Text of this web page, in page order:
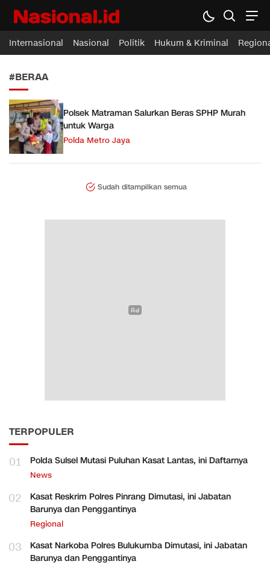
Nasional.id
Membawa Inspirasi Untuk Indonesia
Internasional Nasional Politik Hukum & Kriminal
#BERAA
Polsek Matraman Salurkan Beras SPHP Murah
untuk Warga
Polda Metro Jaya
Sudah ditampilkan semua
TERPOPULER
01 Polda Sulsel Mutasi Puluhan Kasat Lantas, ini Daftarnya
News
02
Kasat Reskrim Polres Pinrang Dimutasi, ini Jabatan
Barunya dan Penggantinya
Regional
03
Kasat Narkoba Polres Bulukumba Dimutasi, ini Jabatan
Barunya dan Penggantinya